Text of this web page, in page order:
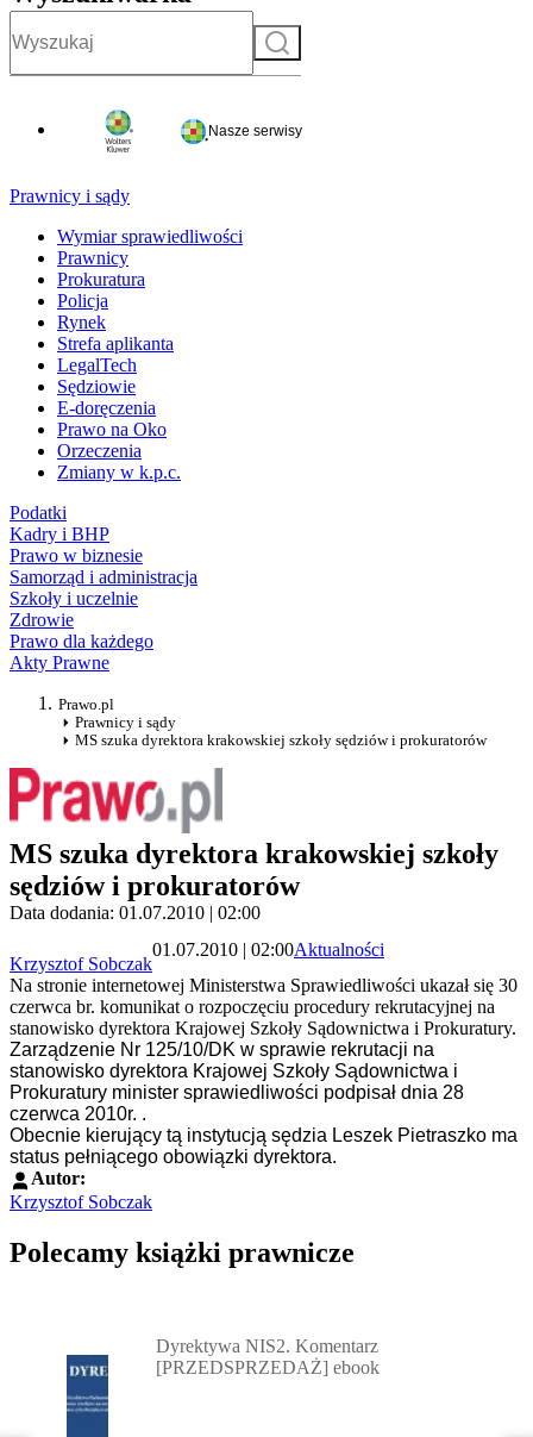
Szukaj
Nasze serwisy
Prawnicy i sądy
Wymiar sprawiedliwości
Prawnicy
Prokuratura
Policja
Rynek
Strefa aplikanta
LegalTech
Sędziowie
E-doręczenia
Prawo na Oko
Orzeczenia
Zmiany w k.p.c.
Podatki
Kadry i BHP
Prawo w biznesie
Samorząd i administracja
Szkoły i uczelnie
Zdrowie
Prawo dla każdego
Akty Prawne
Prawo.pl
Prawnicy i sądy
MS szuka dyrektora krakowskiej szkoły sędziów i prokuratorów
MS szuka dyrektora krakowskiej szkoły
sędziów i prokuratorów
Data dodania: 01.07.2010 | 02:00
Krzysztof Sobczak
01.07.2010 | 02:00Aktualności
Na stronie internetowej Ministerstwa Sprawiedliwości ukazał się 30
czerwca br. komunikat o rozpoczęciu procedury rekrutacyjnej na
stanowisko dyrektora Krajowej Szkoły Sądownictwa i Prokuratury.
Zarządzenie Nr 125/10/DK w sprawie rekrutacji na
stanowisko dyrektora Krajowej Szkoły Sądownictwa i
Prokuratury minister sprawiedliwości podpisał dnia 28
czerwca 2010r. .
Obecnie kierujący tą instytucją sędzia Leszek Pietraszko ma
status pełniącego obowiązki dyrektora.
Autor:
Krzysztof Sobczak
Polecamy książki prawnicze
Dyrektywa NIS2. Komentarz
[PRZEDSPRZEDAŻ] ebook